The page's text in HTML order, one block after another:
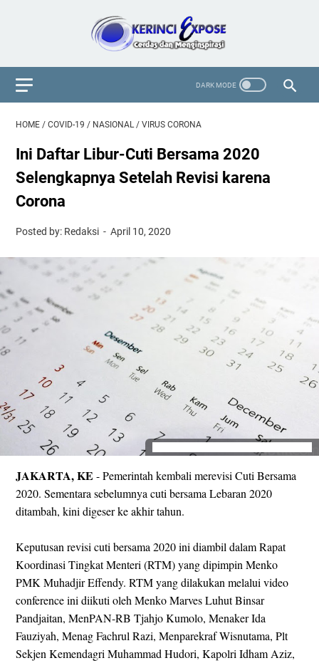
HOME / COVID-19 / NASIONAL / VIRUS CORONA
Ini Daftar Libur-Cuti Bersama 2020
Selengkapnya Setelah Revisi karena
Corona
Posted by: Redaksi April 10, 2020
JAKARTA, KE - Pemerintah kembali merevisi Cuti Bersama
2020. Sementara sebelumnya cuti bersama Lebaran 2020
ditambah, kini digeser ke akhir tahun.
Keputusan revisi cuti bersama 2020 ini diambil dalam Rapat
Koordinasi Tingkat Menteri (RTM) yang dipimpin Menko
PMK Muhadjir Effendy. RTM yang dilakukan melalui video
conference ini diikuti oleh Menko Marves Luhut Binsar
Pandjaitan, MenPAN-RB Tjahjo Kumolo, Menaker Ida
Fauziyah, Menag Fachrul Razi, Menparekraf Wisnutama, Plt
Sekjen Kemendagri Muhammad Hudori, Kapolri Idham Aziz,